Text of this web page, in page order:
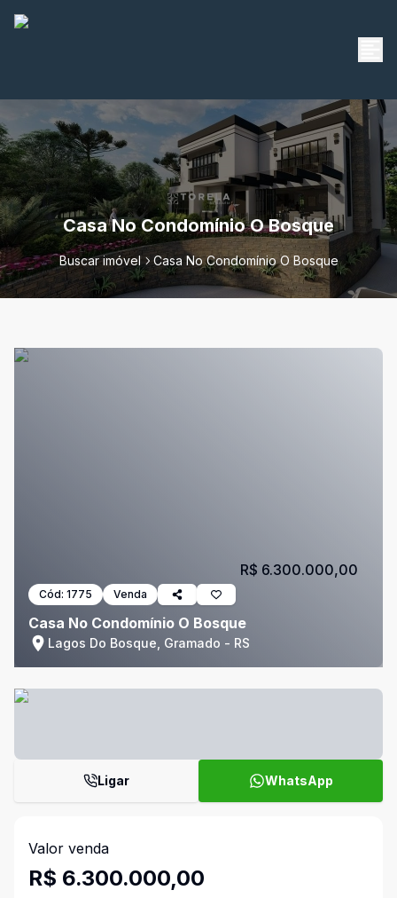
Casa No Condomínio O Bosque
Buscar imóvel Casa No Condomínio O Bosque
Cód: 1775 Venda
Casa No Condomínio O Bosque
Lagos Do Bosque, Gramado - RS
R$ 6.300.000,00
Ligar WhatsApp
Valor venda
R$ 6.300.000,00